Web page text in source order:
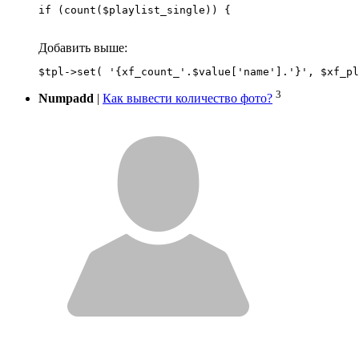
if (count($playlist_single)) {
Добавить выше:
Numpadd | Как вывести количество фото? 3